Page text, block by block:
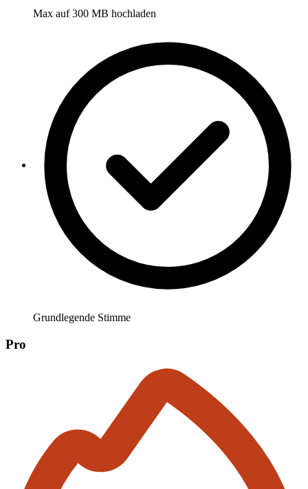
Max auf 300 MB hochladen
Grundlegende Stimme
Pro